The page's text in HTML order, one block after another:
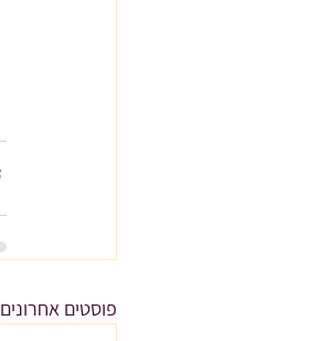
פוסטים אחרונים